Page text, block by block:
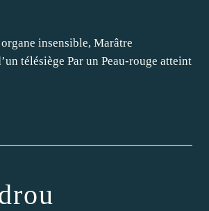
insensible, Marâtre
télésiège Par un Peau-rouge atteint